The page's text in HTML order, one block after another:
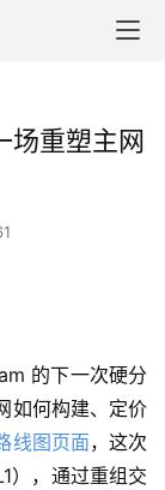
场重塑主网
的下一次硬分
如何构建、定价
线图页面，这次
），通过重组交